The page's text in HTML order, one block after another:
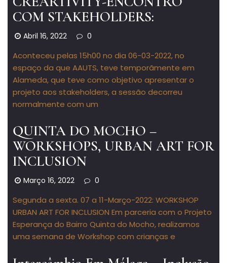
COM STAKEHOLDERS:
Abril 16, 2022 0
Aconteceu pelas 15h00 no dia 06-03-2022, no
espaço da que AAUTS, teve temporãmente em
Alameda, que teve como objetivo apresentar o
projeto aos stakeholders, a sessão decorreu
normalmente com um
QUINTA DO MOCHO –
WORKSHOPS, URBAN ART FOR
INCLUSION
Março 16, 2022 0
Segunda a sexta. 07 a 11-Março-2022: WORKSHOP
URBAN ART FOR INCLUSION Em parceria com o Projeto
Esperança do Bairro Quinta do Mocho, realizamos
uma semana de Workshop com crianças e